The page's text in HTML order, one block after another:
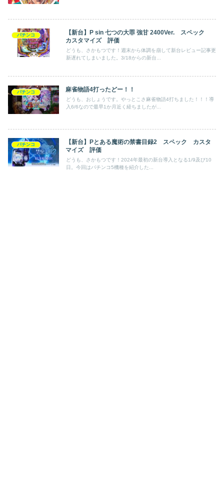
パチンコ
【新台】P sin 七つの大罪 強甘 2400Ver. スペック
カスタマイズ 評価
どうも、さかもつです！週末から体調を崩して新台レビュー記事更
新遅れてしまいました。3/18からの新台...
パチンコ 麻雀物語4打ったどー！！
どうも、おしょうです。やっとこさ麻雀物語4打ちました！！！導
入6/6なので最早1か月近く経ちましたが...
パチンコ
【新台】Pとある魔術の禁書目録2 スペック カスタ
マイズ 評価
どうも、さかもつです！2024年最初の新台導入となる1/9及び10
日。今回はパチンコ5機種を紹介した...